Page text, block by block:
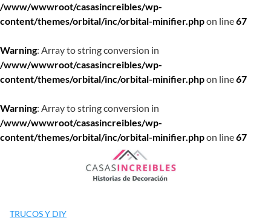
/www/wwwroot/casasincreibles/wp-
content/themes/orbital/inc/orbital-minifier.phpon line67
Warning: Array to string conversion in
/www/wwwroot/casasincreibles/wp-
content/themes/orbital/inc/orbital-minifier.phpon line67
Warning: Array to string conversion in
/www/wwwroot/casasincreibles/wp-
content/themes/orbital/inc/orbital-minifier.phpon line67
TRUCOS Y DIY